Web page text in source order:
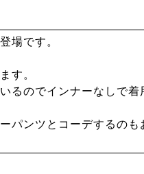
場です。
す。
るのでインナーなしで着
パンツとコーデするのも